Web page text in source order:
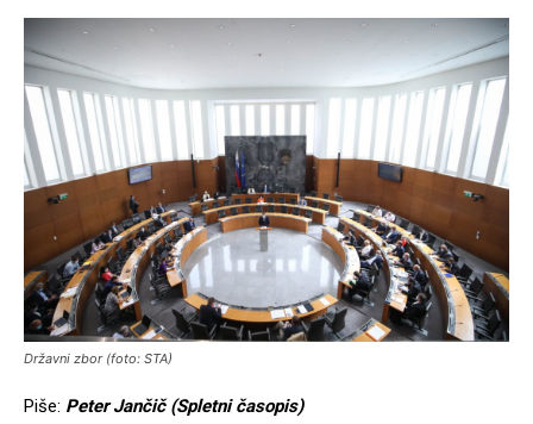
Državni zbor (foto: STA)
Piše: Peter Jančič (Spletni časopis)